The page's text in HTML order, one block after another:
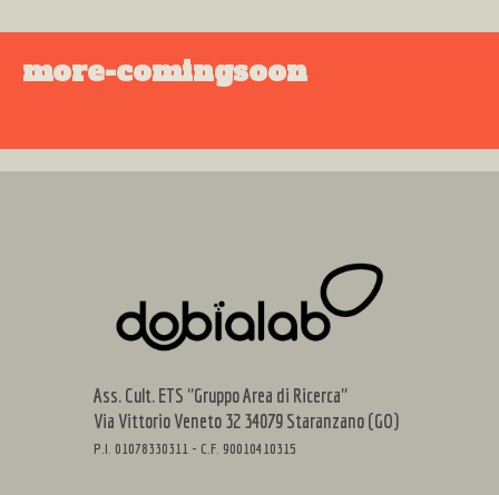
more-comingsoon
Ass. Cult. ETS "Gruppo Area di Ricerca"
Via Vittorio Veneto 32 34079 Staranzano (GO)
P.I. 01078330311 - C.F. 90010410315